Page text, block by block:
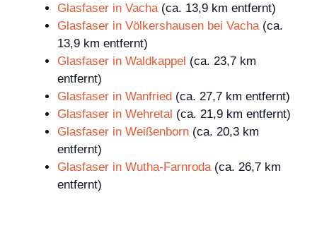
Glasfaser in Vacha (ca. 13,9 km entfernt)
Glasfaser in Völkershausen bei Vacha (ca.
13,9 km entfernt)
Glasfaser in Waldkappel (ca. 23,7 km
entfernt)
Glasfaser in Wanfried (ca. 27,7 km entfernt)
Glasfaser in Wehretal (ca. 21,9 km entfernt)
Glasfaser in Weißenborn (ca. 20,3 km
entfernt)
Glasfaser in Wutha-Farnroda (ca. 26,7 km
entfernt)